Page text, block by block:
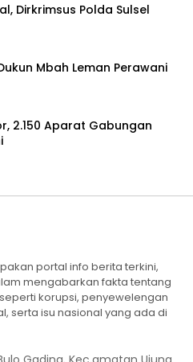
Dirkrimsus Polda Sulsel
Mbah Leman Perawani
2.150 Aparat Gabungan
portal info berita terkini,
mengabarkan fakta tentang
korupsi, penyewelengan
serta isu nasional yang ada di